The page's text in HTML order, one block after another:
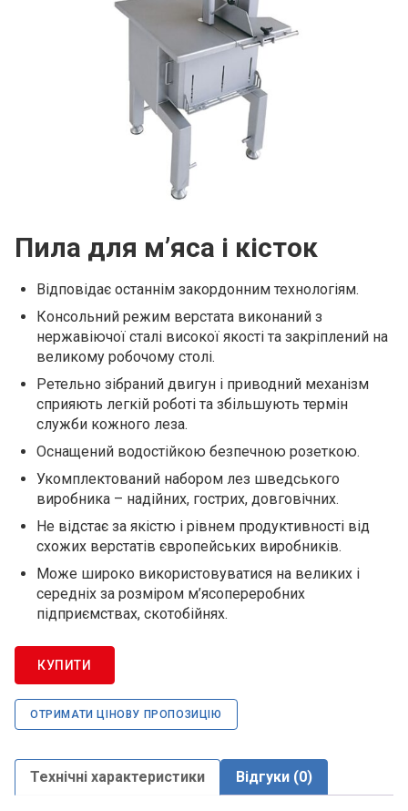
Пила для м’яса і кісток
Відповідає останнім закордонним технологіям.
Консольний режим верстата виконаний з
нержавіючої сталі високої якості та закріплений на
великому робочому столі.
Ретельно зібраний двигун і приводний механізм
сприяють легкій роботі та збільшують термін
служби кожного леза.
Оснащений водостійкою безпечною розеткою.
Укомплектований набором лез шведського
виробника – надійних, гострих, довговічних.
Не відстає за якістю і рівнем продуктивності від
схожих верстатів європейських виробників.
Може широко використовуватися на великих і
середніх за розміром м’ясопереробних
підприємствах, скотобійнях.
КУПИТИ
ОТРИМАТИ ЦІНОВУ ПРОПОЗИЦІЮ
Технічні характеристики Відгуки (0)